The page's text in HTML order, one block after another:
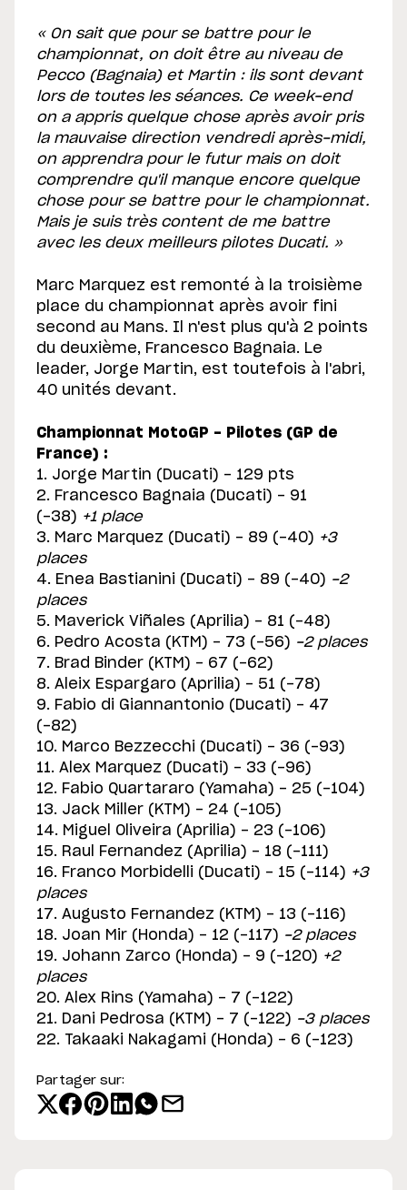
« On sait que pour se battre pour le
championnat, on doit être au niveau de
Pecco (Bagnaia) et Martin : ils sont devant
lors de toutes les séances. Ce week-end
on a appris quelque chose après avoir pris
la mauvaise direction vendredi après-midi,
on apprendra pour le futur mais on doit
comprendre qu'il manque encore quelque
chose pour se battre pour le championnat.
Mais je suis très content de me battre
avec les deux meilleurs pilotes Ducati. »
Marc Marquez est remonté à la troisième
place du championnat après avoir fini
second au Mans. Il n'est plus qu'à 2 points
du deuxième, Francesco Bagnaia. Le
leader, Jorge Martin, est toutefois à l'abri,
40 unités devant.
Championnat MotoGP - Pilotes (GP de
France) :
1. Jorge Martin (Ducati) - 129 pts
2. Francesco Bagnaia (Ducati) - 91
(-38) +1 place
3. Marc Marquez (Ducati) - 89 (-40) +3
places
4. Enea Bastianini (Ducati) - 89 (-40) -2
places
5. Maverick Viñales (Aprilia) - 81 (-48)
6. Pedro Acosta (KTM) - 73 (-56) -2 places
7. Brad Binder (KTM) - 67 (-62)
8. Aleix Espargaro (Aprilia) - 51 (-78)
9. Fabio di Giannantonio (Ducati) - 47
(-82)
10. Marco Bezzecchi (Ducati) - 36 (-93)
11. Alex Marquez (Ducati) - 33 (-96)
12. Fabio Quartararo (Yamaha) - 25 (-104)
13. Jack Miller (KTM) - 24 (-105)
14. Miguel Oliveira (Aprilia) - 23 (-106)
15. Raul Fernandez (Aprilia) - 18 (-111)
16. Franco Morbidelli (Ducati) - 15 (-114) +3
places
17. Augusto Fernandez (KTM) - 13 (-116)
18. Joan Mir (Honda) - 12 (-117) -2 places
19. Johann Zarco (Honda) - 9 (-120) +2
places
20. Alex Rins (Yamaha) - 7 (-122)
21. Dani Pedrosa (KTM) - 7 (-122) -3 places
22. Takaaki Nakagami (Honda) - 6 (-123)
Partager sur: